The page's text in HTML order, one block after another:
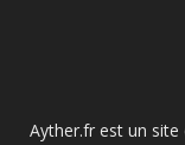
Ayther.fr est un site